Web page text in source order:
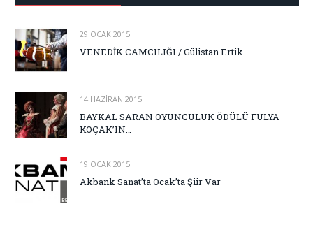
29 OCAK 2015
VENEDİK CAMCILIĞI / Gülistan Ertik
14 HAZIRAN 2015
BAYKAL SARAN OYUNCULUK ÖDÜLÜ FULYA
KOÇAK’IN…
19 OCAK 2015
Akbank Sanat’ta Ocak’ta Şiir Var